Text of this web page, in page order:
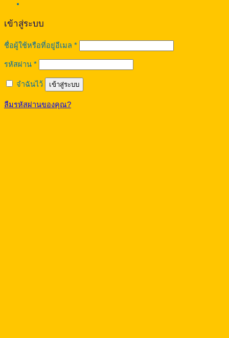
เข้าสู่ระบบ
ชื่อผู้ใช้หรือที่อยู่อีเมล *ต้องการ
รหัสผ่าน *ต้องการ
จำฉันไว้ เข้าสู่ระบบ
ลืมรหัสผ่านของคุณ?